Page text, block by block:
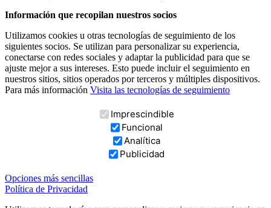
Información que recopilan nuestros socios
Utilizamos cookies u otras tecnologías de seguimiento de los
siguientes socios. Se utilizan para personalizar su experiencia,
conectarse con redes sociales y adaptar la publicidad para que se
ajuste mejor a sus intereses. Esto puede incluir el seguimiento en
nuestros sitios, sitios operados por terceros y múltiples dispositivos.
Para más información Visita las tecnologías de seguimiento
Imprescindible
Funcional
Analítica
Publicidad
Opciones más sencillas
Política de Privacidad